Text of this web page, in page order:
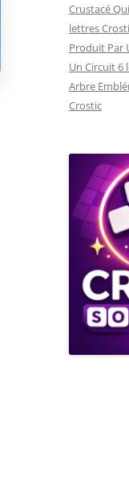
Crustacé
lettres
Produit Par
Un Circuit 6
Arbre
Crostic